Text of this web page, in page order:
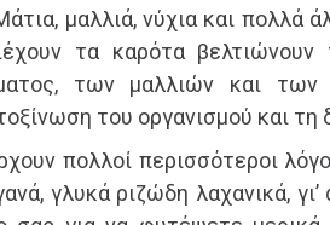
μαλλιά, νύχια και πολλά
τα καρότα
των μαλλιών και
του οργανισμού και
πολλοί περισσότεροι
γλυκά ριζώδη λαχανικά,